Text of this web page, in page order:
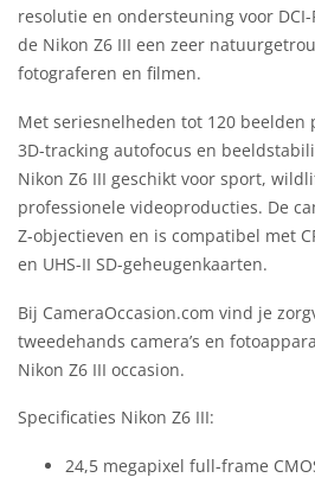
resolutie en ondersteuning voor
de Nikon Z6 III een zeer
fotograferen en filmen.
Met seriesnelheden tot 120 beelden
3D-tracking autofocus en
Nikon Z6 III geschikt voor sport,
professionele videoproducties. De
Z-objectieven en is compatibel met
en UHS-II SD-geheugenkaarten.
Bij CameraOccasion.com vind je
tweedehands camera’s en
Nikon Z6 III occasion.
Specificaties Nikon Z6 III:
24,5 megapixel full-frame